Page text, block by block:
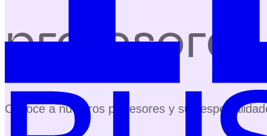
profesores
Conoce a nuestros profesores y sus